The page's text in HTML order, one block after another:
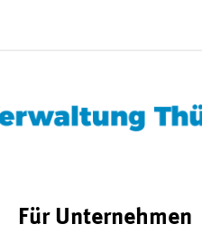
Für Unternehmen